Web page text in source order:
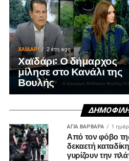
ΧΑΪΔΑΡΙ 2 έτη ago
Χαϊδάρι: Ο δήμαρχος
μίλησε στο Κανάλι της
Βουλής
ΑΓΙΑ ΒΑΡΒΑΡΑ 1
Από τον φόβο
δεκαετή
γυρίζουν την